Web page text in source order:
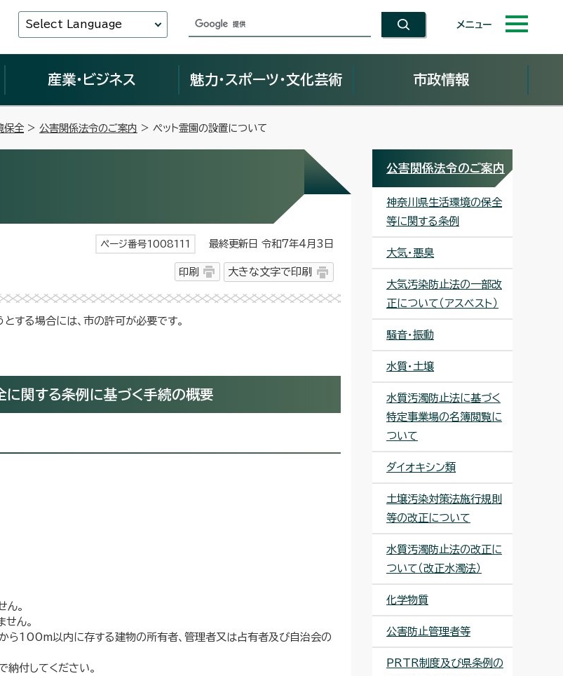
Select Language メニュー
産業・ビジネス 魅力・スポーツ・文化芸術 市政情報
保全 > 公害関係法令のご案内 > ペット霊園の設置について
ページ番号1008111 最終更新日 令和7年4月3日
印刷 大きな文字で印刷
とする場合には、市の許可が必要です。
に関する条例に基づく手続の概要
。
ん。
ら100m以内に存する建物の所有者、管理者又は占有者及び自治会の
付してください。
公害関係法令のご案内
神奈川県生活環境の保全
等に関する条例
大気・悪臭
大気汚染防止法の一部改
正について（アスベスト）
騒音・振動
水質・土壌
水質汚濁防止法に基づく
特定事業場の名簿閲覧に
ついて
ダイオキシン類
土壌汚染対策法施行規則
等の改正について
水質汚濁防止法の改正に
ついて（改正水濁法）
化学物質
公害防止管理者等
PRTR制度及び県条例の